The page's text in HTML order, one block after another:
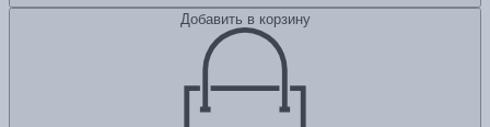
Добавить в корзину